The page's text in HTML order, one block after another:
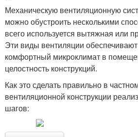
Механическую вентиляционную
можно обустроить несколькими
всего используется вытяжная или
Эти виды вентиляции
комфортный микроклимат в
целостность конструкций.
Как это сделать правильно в
вентиляционной конструкции
шагов: